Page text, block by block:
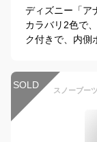
ディズニー「ア
カラバリ2色で
ク付きで、内側
SOLD